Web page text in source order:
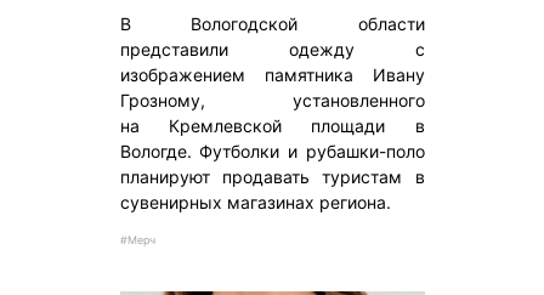
В Вологодской области
представили одежду с
изображением памятника Ивану
Грозному, установленного
на Кремлевской площади в
Вологде. Футболки и рубашки-поло
планируют продавать туристам в
сувенирных магазинах региона.
#Мерч